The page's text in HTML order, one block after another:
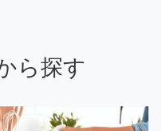
ら探す